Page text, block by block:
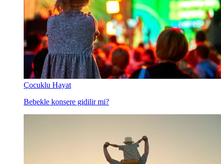
Çocuklu Hayat
Bebekle konsere gidilir mi?